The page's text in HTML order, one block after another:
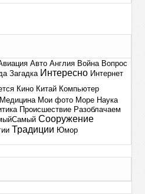
Трагическая судьба
20 октябрь 2016, 17:23 0
Авто Англия Война Вопрос
Загадка Интересно Интернет
Кино Китай Компьютер
Медицина Мои фото Море Наука
Происшествие Разоблачаем
Сооружение
Традиции Юмор